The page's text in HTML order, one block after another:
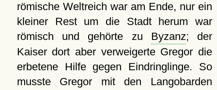
römische Weltreich war am Ende, nur ein
kleiner Rest um die Stadt herum war
römisch und gehörte zu Byzanz; der
Kaiser dort aber verweigerte Gregor die
erbetene Hilfe gegen Eindringlinge. So
musste Gregor mit den Langobarden